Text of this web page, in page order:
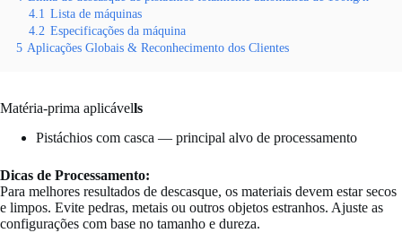
4.1 Lista de máquinas
4.2 Especificações da máquina
5 Aplicações Globais & Reconhecimento dos Clientes
Matéria-prima aplicávells
Pistáchios com casca — principal alvo de processamento
Dicas de Processamento:
Para melhores resultados de descasque, os materiais devem estar secos
e limpos. Evite pedras, metais ou outros objetos estranhos. Ajuste as
configurações com base no tamanho e dureza.